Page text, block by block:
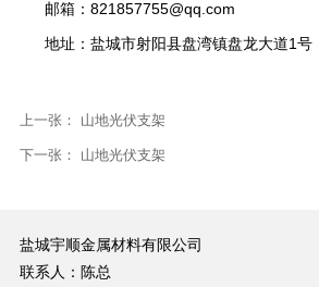
邮箱：821857755@qq.com
地址：盐城市射阳县盘湾镇盘龙大道1号
上一张： 山地光伏支架
下一张： 山地光伏支架
盐城宇顺金属材料有限公司
联系人：陈总